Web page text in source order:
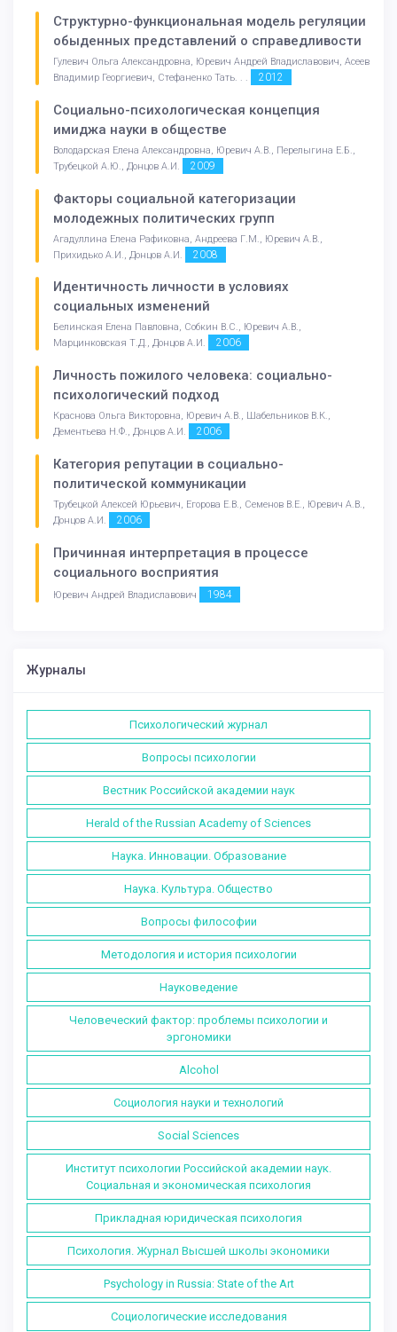
Структурно-функциональная модель регуляции
обыденных представлений о справедливости
Гулевич Ольга Александровна, Юревич Андрей Владиславович, Асеев
Владимир Георгиевич, Стефаненко Тать. . .
2012
Социально-психологическая концепция
имиджа науки в обществе
Володарская Елена Александровна, Юревич А.В., Перелыгина Е.Б.,
Трубецкой А.Ю., Донцов А.И.
2009
Факторы социальной категоризации
молодежных политических групп
Агадуллина Елена Рафиковна, Андреева Г.М., Юревич А.В.,
Прихидько А.И., Донцов А.И.
2008
Идентичность личности в условиях
социальных изменений
Белинская Елена Павловна, Собкин В.С., Юревич А.В.,
Марцинковская Т.Д., Донцов А.И.
2006
Личность пожилого человека: социально-
психологический подход
Краснова Ольга Викторовна, Юревич А.В., Шабельников В.К.,
Дементьева Н.Ф., Донцов А.И.
2006
Категория репутации в социально-
политической коммуникации
Трубецкой Алексей Юрьевич, Егорова Е.В., Семенов В.Е., Юревич А.В.,
Донцов А.И.
2006
Причинная интерпретация в процессе
социального восприятия
Юревич Андрей Владиславович 1984
Журналы
Психологический журнал
Вопросы психологии
Вестник Российской академии наук
Herald of the Russian Academy of Sciences
Наука. Инновации. Образование
Наука. Культура. Общество
Вопросы философии
Методология и история психологии
Науковедение
Человеческий фактор: проблемы психологии и
эргономики
Alcohol
Социология науки и технологий
Social Sciences
Институт психологии Российской академии наук.
Социальная и экономическая психология
Прикладная юридическая психология
Психология. Журнал Высшей школы экономики
Psychology in Russia: State of the Art
Социологические исследования